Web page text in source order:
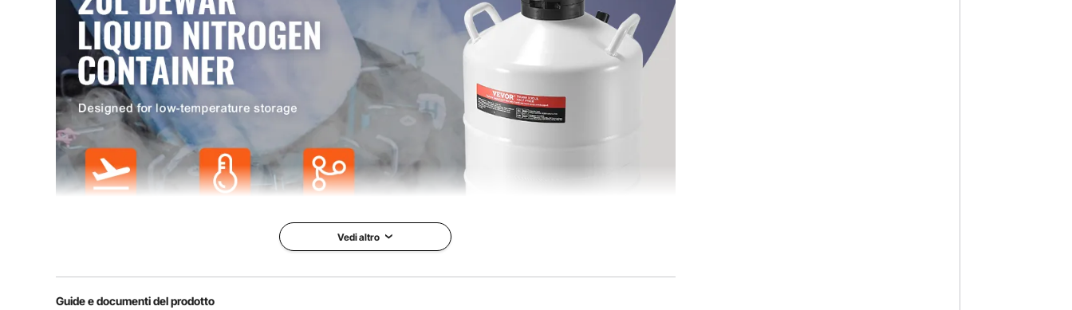
Dimensioni del prodotto 384 x 384 x 670 mm / 15,1 x 15,1 x 26,4 pollici
Peso netto 21,8 libbre/9,9 kg
Vedi altro
Guide e documenti del prodotto